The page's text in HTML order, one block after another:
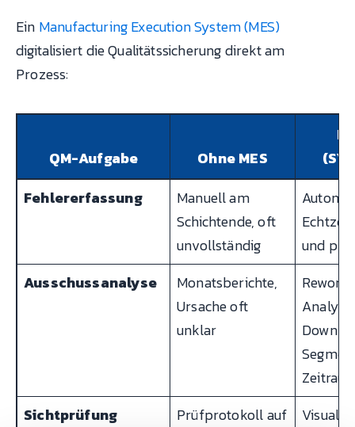
Ein Manufacturing Execution System (MES)
digitalisiert die Qualitätssicherung direkt am
Prozess:
QM-Aufgabe Ohne MES
Fehlererfassung
Manuell am
Schichtende, oft
unvollständig
und
Ausschussanalyse
Monatsberichte,
Ursache oft
unklar
Down
Sichtprüfung
Prüfprotokoll auf
Visual